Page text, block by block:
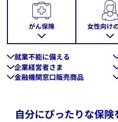
がん保険 女性向け
就業不能に備える
企業経営者さま
金融機関窓口販売商品
自分にぴったりな保険